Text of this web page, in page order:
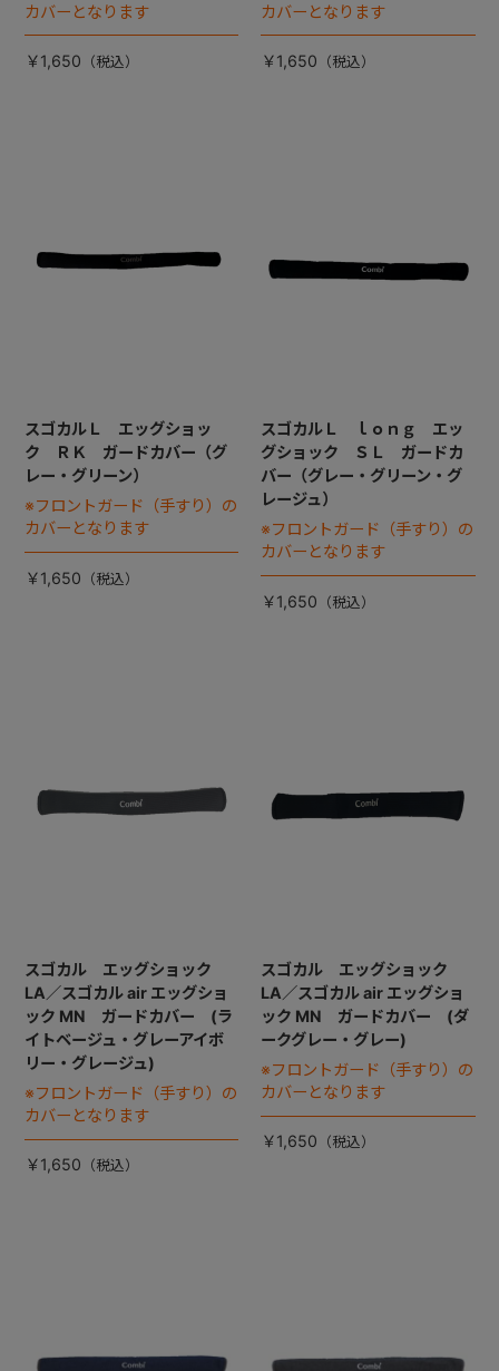
カバーとなります
￥1,650
カバーとなります
￥1,650
スゴカルＬ エッグショッ
ク ＲＫ ガードカバー（グ
レー・グリーン）
※フロントガード（手すり）の
カバーとなります
￥1,650
スゴカルＬ ｌｏｎｇ エッ
グショック ＳＬ ガードカ
バー（グレー・グリーン・グ
レージュ）
※フロントガード（手すり）の
カバーとなります
￥1,650
スゴカル エッグショック
LA／スゴカル air エッグショ
ック MN ガードカバー (ラ
イトベージュ・グレーアイボ
リー・グレージュ)
※フロントガード（手すり）の
カバーとなります
￥1,650
スゴカル エッグショック
LA／スゴカル air エッグショ
ック MN ガードカバー (ダ
ークグレー・グレー)
※フロントガード（手すり）の
カバーとなります
￥1,650